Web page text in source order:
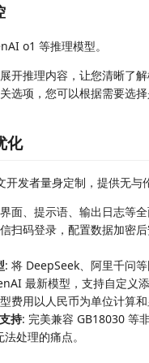
o1 等推理模型。
开推理内容，让您清晰了解
选项，您可以根据需要选择
化
发者量身定制，提供无与
面、提示语、输出日志等
扫码登录，配置数据加密
: 将 DeepSeek、阿里千问
最新模型，支持自定义
费用以人民币为单位计算
持: 完美兼容 GB18030 等
处理的痛点。